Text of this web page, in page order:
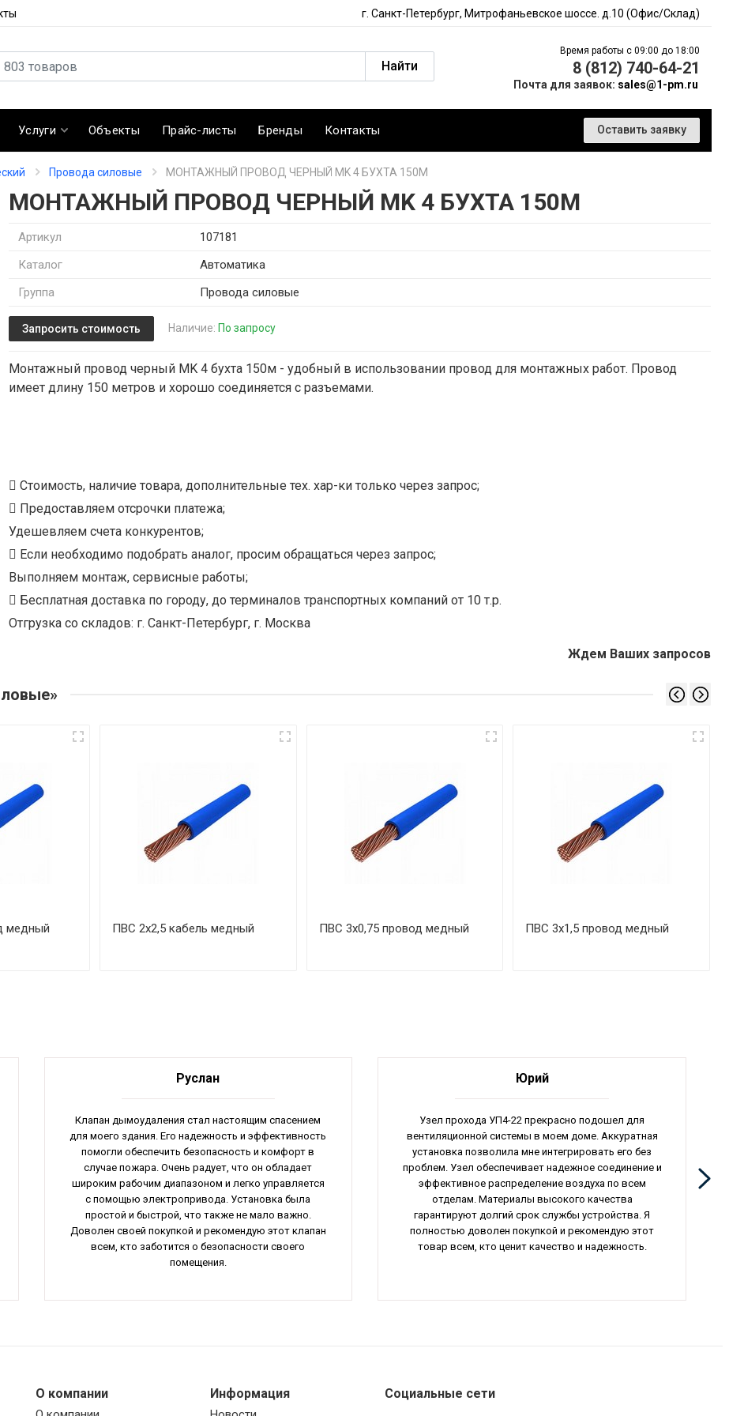
г. Санкт-Петербург, Митрофаньевское шоссе. д.10 (Офис/Склад)
Найти
Время работы с 09:00 до 18:00
8 (812) 740-64-21
Почта для заявок: sales@1-pm.ru
Услуги Объекты Прайс-листы Бренды Контакты Оставить заявку
Провода силовые МОНТАЖНЫЙ ПРОВОД ЧЕРНЫЙ MK 4 БУХТА 150М
МОНТАЖНЫЙ ПРОВОД ЧЕРНЫЙ MK 4 БУХТА 150М
Артикул
107181
Каталог
Автоматика
Группа
Провода силовые
Запросить стоимость Наличие: По запросу
Монтажный провод черный MK 4 бухта 150м - удобный в использовании провод для монтажных работ. Провод
имеет длину 150 метров и хорошо соединяется с разъемами.
Стоимость, наличие товара, дополнительные тех. хар-ки только через запрос;
Предоставляем отсрочки платежа;
Удешевляем счета конкурентов;
Если необходимо подобрать аналог, просим обращаться через запрос;
Выполняем монтаж, сервисные работы;
Бесплатная доставка по городу, до терминалов транспортных компаний от 10 т.р.
Отгрузка со складов: г. Санкт-Петербург, г. Москва
Ждем Ваших запросов
медный ПВС 2х2,5 кабель медный ПВС 3х0,75 провод медный ПВС 3х1,5 провод медный
Руслан
Клапан дымоудаления стал настоящим спасением
для моего здания. Его надежность и эффективность
помогли обеспечить безопасность и комфорт в
случае пожара. Очень радует, что он обладает
широким рабочим диапазоном и легко управляется
с помощью электропривода. Установка была
простой и быстрой, что также не мало важно.
Доволен своей покупкой и рекомендую этот клапан
всем, кто заботится о безопасности своего
помещения.
Юрий
Узел прохода УП4-22 прекрасно подошел для
вентиляционной системы в моем доме. Аккуратная
установка позволила мне интегрировать его без
проблем. Узел обеспечивает надежное соединение и
эффективное распределение воздуха по всем
отделам. Материалы высокого качества
гарантируют долгий срок службы устройства. Я
полностью доволен покупкой и рекомендую этот
товар всем, кто ценит качество и надежность.
О компании Информация Социальные сети